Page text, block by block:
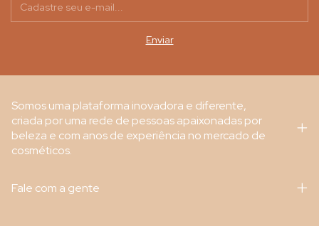
Somos uma plataforma inovadora e diferente,
criada por uma rede de pessoas apaixonadas por
beleza e com anos de experiência no mercado de
cosméticos.
Fale com a gente